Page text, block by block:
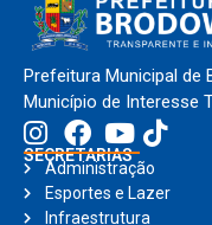
Prefeitura Municipal de
Município de Interesse
SECRETARIAS
Administração
Esportes e Lazer
Infraestrutura